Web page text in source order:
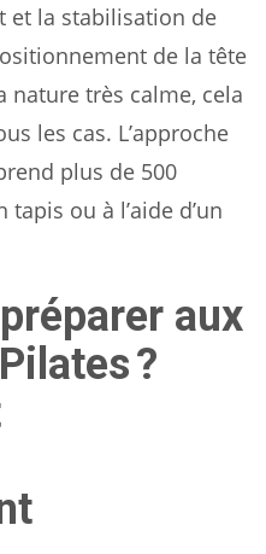
et la stabilisation de
de la tête
nature très calme, cela
les cas. L’approche
plus de 500
ou à l’aide d’un
aux
?